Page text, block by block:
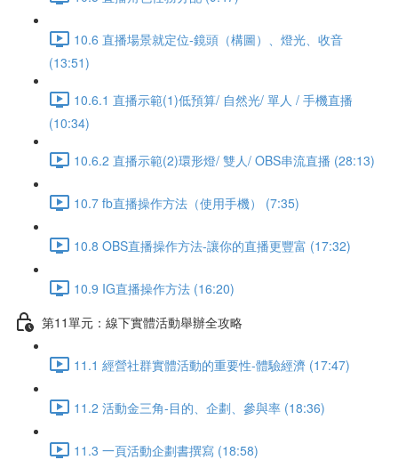
10.6 直播場景就定位-鏡頭（構圖）、燈光、收音
(13:51)
10.6.1 直播示範(1)低預算/ 自然光/ 單人 / 手機直播
(10:34)
10.6.2 直播示範(2)環形燈/ 雙人/ OBS串流直播 (28:13)
10.7 fb直播操作方法（使用手機） (7:35)
10.8 OBS直播操作方法-讓你的直播更豐富 (17:32)
10.9 IG直播操作方法 (16:20)
第11單元：線下實體活動舉辦全攻略
11.1 經營社群實體活動的重要性-體驗經濟 (17:47)
11.2 活動金三角-目的、企劃、參與率 (18:36)
11.3 一頁活動企劃書撰寫 (18:58)